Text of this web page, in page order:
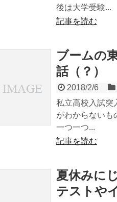
後は大学受験...
記事を読む
ブームの
話（？）
2018/2/6
私立高校入試突
がわからないも
一つ一つ...
記事を読む
夏休みに
テストや